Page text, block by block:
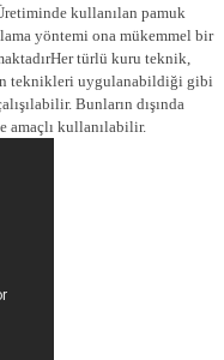
kullanılan pamuk
yöntemi ona mükemmel bir
türlü kuru teknik,
teknikleri uygulanabildiği gibi
Bunların dışında
amaçlı kullanılabilir.